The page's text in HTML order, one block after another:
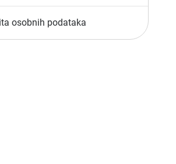
osobnih podataka